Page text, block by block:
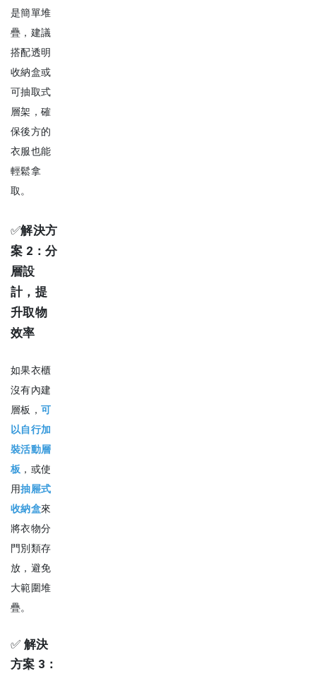
是簡單堆
疊，建議
搭配透明
收納盒或
可抽取式
層架，確
保後方的
衣服也能
輕鬆拿
取。
✅解決方
案 2：分
層設
計，提
升取物
效率
如果衣櫃
沒有內建
層板，可
以自行加
裝活動層
板 ，或使
用抽屜式
收納盒來
將衣物分
門別類存
放，避免
大範圍堆
疊。
✅ 解決
方案 3：